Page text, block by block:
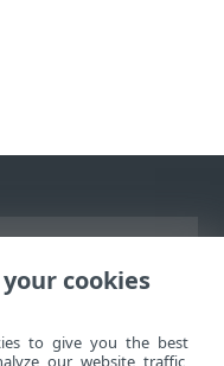
da ESET
cookies
to give you the best
our website traffic,